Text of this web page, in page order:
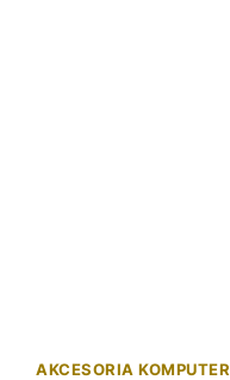
AKCESORIA